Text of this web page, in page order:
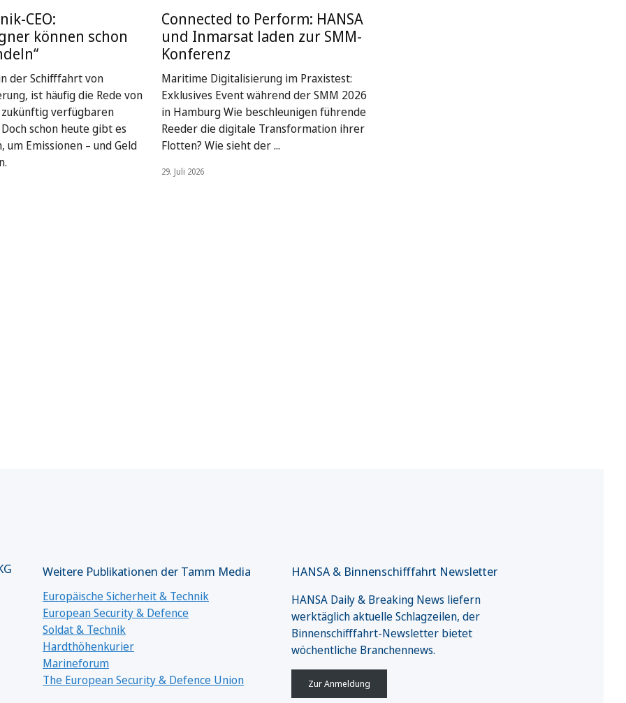
CEO:
können schon
der Schifffahrt von
ist häufig die Rede von
verfügbaren
schon heute gibt es
um Emissionen – und Geld
Connected to Perform: HANSA
und Inmarsat laden zur SMM-
Konferenz
Maritime Digitalisierung im Praxistest:
Exklusives Event während der SMM 2026
in Hamburg Wie beschleunigen führende
Reeder die digitale Transformation ihrer
Flotten? Wie sieht der ...
29. Juli 2026
Weitere Publikationen der Tamm Media
Europäische Sicherheit & Technik
European Security & Defence
Soldat & Technik
Hardthöhenkurier
Marineforum
The European Security & Defence Union
HANSA & Binnenschifffahrt Newsletter
HANSA Daily & Breaking News liefern
werktäglich aktuelle Schlagzeilen, der
Binnenschifffahrt-Newsletter bietet
wöchentliche Branchennews.
Zur Anmeldung